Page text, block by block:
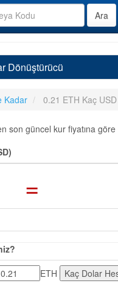
Dönüştürücü
Kadar 0.21 ETH Kaç
son güncel kur fiyatına
=
ETH